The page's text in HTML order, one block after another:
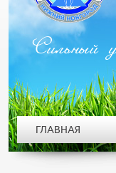
Сильный
ГЛАВНАЯ